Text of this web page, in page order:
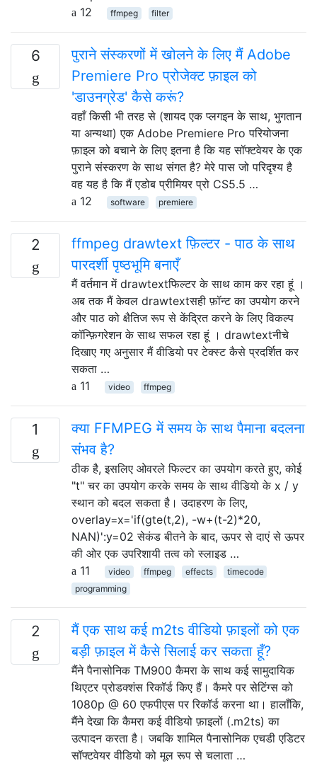
12
ffmpeg filter
6
पुराने संस्करणों में खोलने के लिए मैं Adobe
Premiere Pro प्रोजेक्ट फ़ाइल को
'डाउनग्रेड' कैसे करूं?
वहाँ किसी भी तरह से (शायद एक प्लगइन के साथ, भुगतान
या अन्यथा) एक Adobe Premiere Pro परियोजना
फ़ाइल को बचाने के लिए इतना है कि यह सॉफ्टवेयर के एक
पुराने संस्करण के साथ संगत है? मेरे पास जो परिदृश्य है
वह यह है कि मैं एडोब प्रीमियर प्रो CS5.5 …
12
software premiere
2
ffmpeg drawtext फ़िल्टर - पाठ के साथ
पारदर्शी पृष्ठभूमि बनाएँ
मैं वर्तमान में drawtextफिल्टर के साथ काम कर रहा हूं ।
अब तक मैं केवल drawtextसही फ़ॉन्ट का उपयोग करने
और पाठ को क्षैतिज रूप से केंद्रित करने के लिए विकल्प
कॉन्फ़िगरेशन के साथ सफल रहा हूं । drawtextनीचे
दिखाए गए अनुसार मैं वीडियो पर टेक्स्ट कैसे प्रदर्शित कर
सकता …
11
video ffmpeg
1
क्या FFMPEG में समय के साथ पैमाना बदलना
संभव है?
ठीक है, इसलिए ओवरले फिल्टर का उपयोग करते हुए, कोई
"t" चर का उपयोग करके समय के साथ वीडियो के x / y
स्थान को बदल सकता है। उदाहरण के लिए,
overlay=x='if(gte(t,2), -w+(t-2)*20,
NAN)':y=02 सेकंड बीतने के बाद, ऊपर से दाएं से ऊपर
की ओर एक उपरिशायी तत्व को स्लाइड …
11
video ffmpeg effects
timecode
programming
2
मैं एक साथ कई m2ts वीडियो फ़ाइलों को एक
बड़ी फ़ाइल में कैसे सिलाई कर सकता हूँ?
मैंने पैनासोनिक TM900 कैमरा के साथ कई सामुदायिक
थिएटर प्रोडक्शंस रिकॉर्ड किए हैं। कैमरे पर सेटिंग्स को
1080p @ 60 एफपीएस पर रिकॉर्ड करना था। हालाँकि,
मैंने देखा कि कैमरा कई वीडियो फ़ाइलों (.m2ts) का
उत्पादन करता है। जबकि शामिल पैनासोनिक एचडी एडिटर
सॉफ्टवेयर वीडियो को मूल रूप से चलाता …